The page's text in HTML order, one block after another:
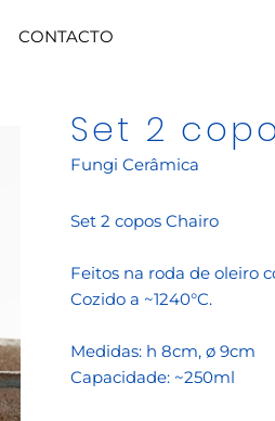
CONTACTO
Set 2
Fungi Cerâmica
Set 2 copos Chairo
Feitos na roda de oleiro
Cozido a ~1240°C.
Medidas: h 8cm, ø 9cm
Capacidade: ~250ml